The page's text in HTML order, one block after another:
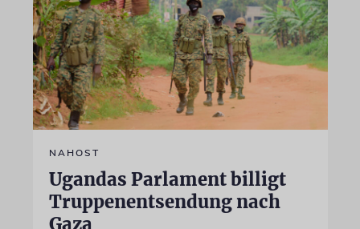
NAHOST
Ugandas Parlament billigt
Truppenentsendung nach
Gaza